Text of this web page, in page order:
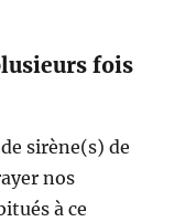
fois
sirène(s) de
nos
à ce